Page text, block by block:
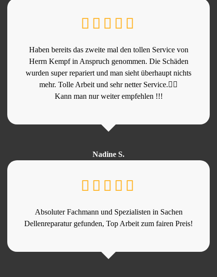
Haben bereits das zweite mal den tollen Service von
Herrn Kempf in Anspruch genommen. Die Schäden
wurden super repariert und man sieht überhaupt nichts
mehr. Tolle Arbeit und sehr netter Service.👍🏻
Kann man nur weiter empfehlen !!!
Nadine S.
Absoluter Fachmann und Spezialisten in Sachen
Dellenreparatur gefunden, Top Arbeit zum fairen Preis!